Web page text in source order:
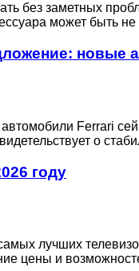
без заметных
может быть
новые
Ferrari
о
году
лучших
цены и